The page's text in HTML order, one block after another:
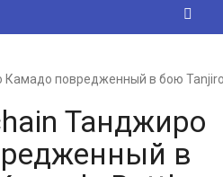
Камадо повредженный в бою
Танджиро
в